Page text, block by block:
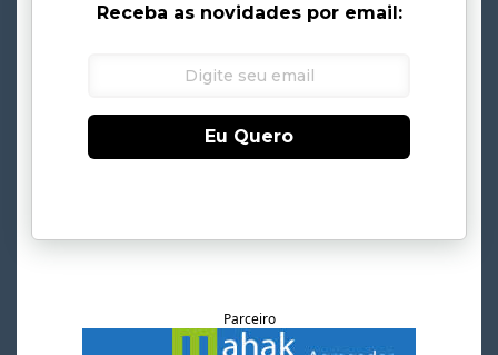
Receba as novidades por email:
Eu Quero
Parceiro